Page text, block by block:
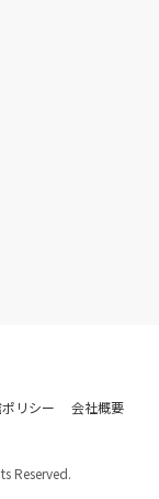
リシー
会社概要
Reserved.